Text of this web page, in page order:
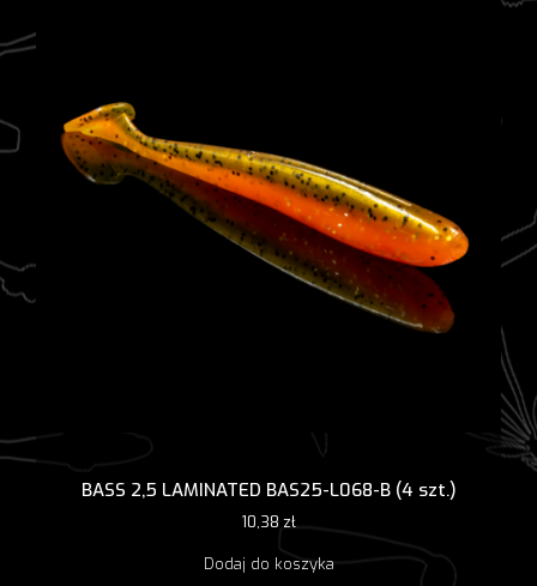
BASS 2,5 LAMINATED BAS25-L068-B (4 szt.)
10,38 zł
Dodaj do koszyka